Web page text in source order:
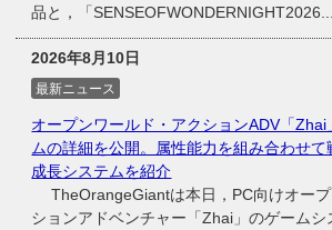
品と，「SENSEOFWONDERNIGHT2026...
2026年8月10日
最新ニュース
オープンワールド・アクションADV「Zhai
ムの詳細を公開。属性能力を組み合わせ
成長システムを紹介
TheOrangeGiantは本日，PC向けオープ
ションアドベンチャー「Zhai」のゲーム